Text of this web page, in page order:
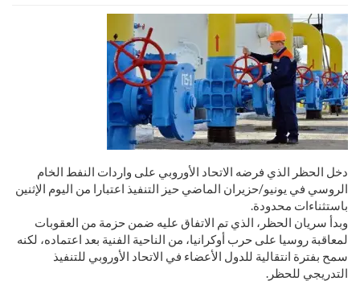
دخل الحظر الذي فرضه الاتحاد الأوروبي على واردات النفط الخام
الروسي في يونيو/حزيران الماضي حيز التنفيذ اعتبارا من اليوم الإثنين
باستثناءات محدودة.
وبدأ سريان الحظر، الذي تم الاتفاق عليه ضمن حزمة من العقوبات
لمعاقبة روسيا على حرب أوكرانيا، من الناحية الفنية بعد اعتماده، لكنه
سمح بفترة انتقالية للدول الأعضاء في الاتحاد الأوروبي للتنفيذ
التدريجي للحظر.